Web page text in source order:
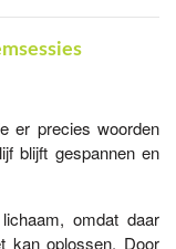
er precies woorden
blijft gespannen en
omdat daar
kan oplossen. Door